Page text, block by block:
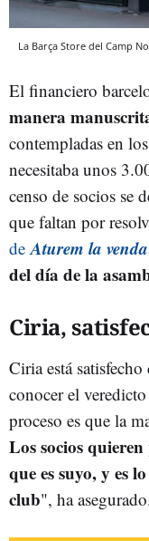
La Barça Store del Camp
El financiero
manera
contempladas en
necesitaba unos
censo de socios se
que faltan por
de Aturem la
del día de la
Ciria,
Ciria está
conocer el
proceso es que la
Los socios
que es suyo, y es
club", ha